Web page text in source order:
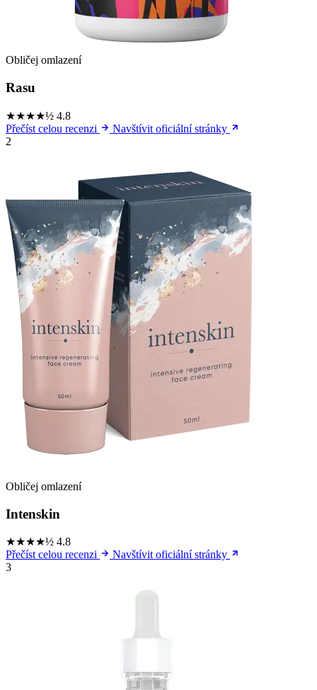
Obličej omlazení
Rasu
★★★★½ 4.8
Přečíst celou recenzi
Navštívit oficiální stránky
2
Obličej omlazení
Intenskin
★★★★½ 4.8
Přečíst celou recenzi
Navštívit oficiální stránky
3